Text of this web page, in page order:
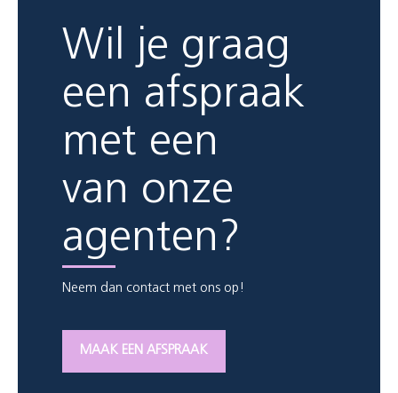
Wil je graag
een afspraak
met een
van onze
agenten?
Neem dan contact met ons op!
MAAK EEN AFSPRAAK